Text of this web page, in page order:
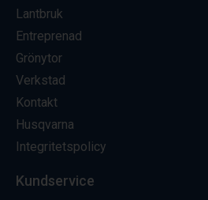
Lantbruk
Entreprenad
Grönytor
Verkstad
Kontakt
Husqvarna
Integritetspolicy
Kundservice